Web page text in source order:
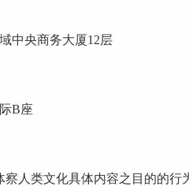
央商务大厦12层
B座
类文化具体内容之目的的行